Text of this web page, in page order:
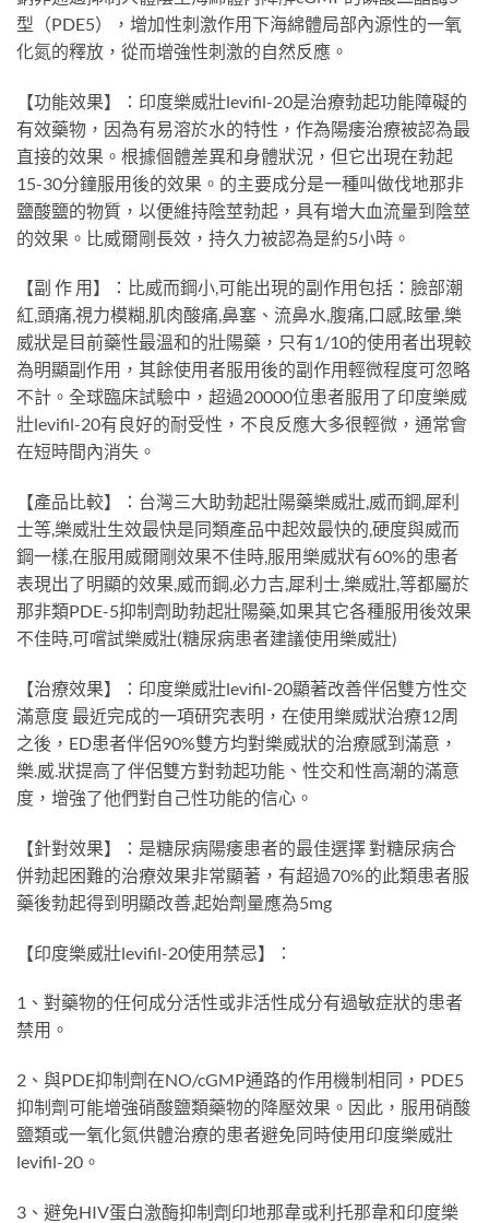
型（PDE5），增加性刺激作用下海綿體局部內源性的一氧
化氮的釋放，從而增強性刺激的自然反應。
【功能效果】：印度樂威壯levifil-20是治療勃起功能障礙的
有效藥物，因為有易溶於水的特性，作為陽痿治療被認為最
直接的效果。根據個體差異和身體狀況，但它出現在勃起
15-30分鐘服用後的效果。的主要成分是一種叫做伐地那非
鹽酸鹽的物質，以便維持陰莖勃起，具有增大血流量到陰莖
的效果。比威爾剛長效，持久力被認為是約5小時。
【副 作 用】：比威而鋼小,可能出現的副作用包括：臉部潮
紅,頭痛,視力模糊,肌肉酸痛,鼻塞、流鼻水,腹痛,口感,眩暈,樂
威狀是目前藥性最溫和的壯陽藥，只有1/10的使用者出現較
為明顯副作用，其餘使用者服用後的副作用輕微程度可忽略
不計。全球臨床試驗中，超過20000位患者服用了印度樂威
壯levifil-20有良好的耐受性，不良反應大多很輕微，通常會
在短時間內消失。
【產品比較】：台灣三大助勃起壯陽藥樂威壯,威而鋼,犀利
士等,樂威壯生效最快是同類產品中起效最快的,硬度與威而
鋼一樣,在服用威爾剛效果不佳時,服用樂威狀有60%的患者
表現出了明顯的效果,威而鋼,必力吉,犀利士,樂威壯,等都屬於
那非類PDE-5抑制劑助勃起壯陽藥,如果其它各種服用後效果
不佳時,可嚐試樂威壯(糖尿病患者建議使用樂威壯)
【治療效果】：印度樂威壯levifil-20顯著改善伴侶雙方性交
滿意度 最近完成的一項研究表明，在使用樂威狀治療12周
之後，ED患者伴侶90%雙方均對樂威狀的治療感到滿意，
樂.威.狀提高了伴侶雙方對勃起功能、性交和性高潮的滿意
度，增強了他們對自己性功能的信心。
【針對效果】：是糖尿病陽痿患者的最佳選擇 對糖尿病合
併勃起困難的治療效果非常顯著，有超過70%的此類患者服
藥後勃起得到明顯改善,起始劑量應為5mg
【印度樂威壯levifil-20使用禁忌】：
1、對藥物的任何成分活性或非活性成分有過敏症狀的患者
禁用。
2、與PDE抑制劑在NO/cGMP通路的作用機制相同，PDE5
抑制劑可能增強硝酸鹽類藥物的降壓效果。因此，服用硝酸
鹽類或一氧化氮供體治療的患者避免同時使用印度樂威壯
levifil-20。
3、避免HIV蛋白激酶抑制劑印地那韋或利托那韋和印度樂